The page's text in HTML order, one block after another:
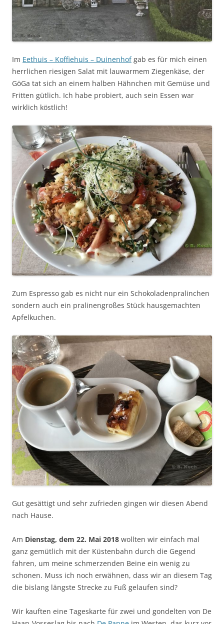
Im Eethuis – Koffiehuis – Duinenhofgab es für mich einen
herrlichen riesigen Salat mit lauwarmem Ziegenkäse, der
GöGa tat sich an einem halben Hähnchen mit Gemüse und
Fritten gütlich. Ich habe probiert, auch sein Essen war
wirklich köstlich!
Zum Espresso gab es nicht nur ein Schokoladenpralinchen
sondern auch ein pralinengroßes Stück hausgemachten
Apfelkuchen.
Gut gesättigt und sehr zufrieden gingen wir diesen Abend
nach Hause.
Am Dienstag, dem 22. Mai 2018 wollten wir einfach mal
ganz gemütlich mit der Küstenbahn durch die Gegend
fahren, um meine schmerzenden Beine ein wenig zu
schonen. Muss ich noch erwähnen, dass wir an diesem Tag
die bislang längste Strecke zu Fuß gelaufen sind?
Wir kauften eine Tageskarte für zwei und gondelten von De